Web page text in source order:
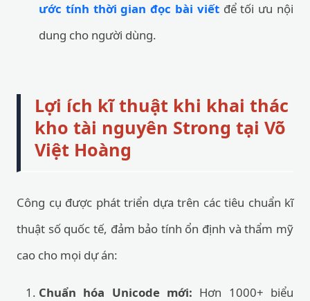
ước tính thời gian đọc bài viếtđể tối ưu nội
dung cho người dùng.
Lợi ích kĩ thuật khi khai thác
kho tài nguyên Strong tại Võ
Việt Hoàng
Công cụ được phát triển dựa trên các tiêu chuẩn kĩ
thuật số quốc tế, đảm bảo tính ổn định và thẩm mỹ
cao cho mọi dự án:
Chuẩn hóa Unicode mới: Hơn 1000+ biểu